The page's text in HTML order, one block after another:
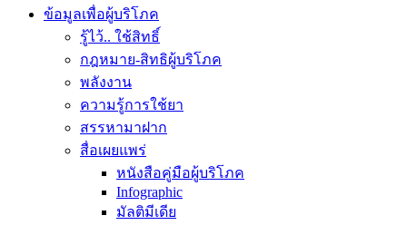
ข้อมูลเพื่อผู้บริโภค
รู้ไว้.. ใช้สิทธิ์
กฎหมาย-สิทธิผู้บริโภค
พลังงาน
ความรู้การใช้ยา
สรรหามาฝาก
สื่อเผยแพร่
หนังสือคู่มือผู้บริโภค
Infographic
มัลติมีเดีย